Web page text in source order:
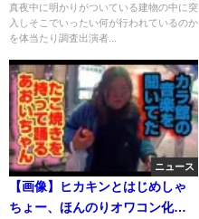
真夜中に明かりがついている建物の中に突
入しそこでいったい何が行われているのか
を体当たり調査出演者...
ニュース
【画像】ヒカキンとはじめしゃ
ちょー、ほんのりオワコン化し